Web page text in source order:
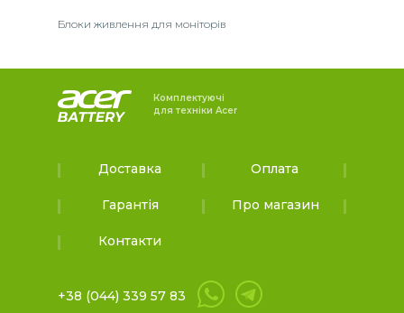
Блоки живлення для моніторів
Комплектуючі
для техніки Acer
Доставка Оплата
Гарантія Про магазин
Контакти
+38 (044) 339 57 83